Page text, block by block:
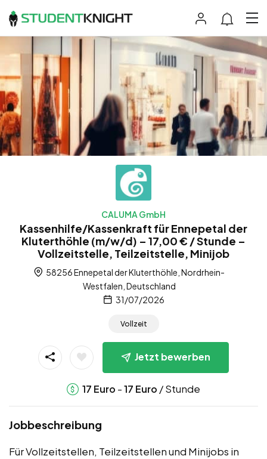
CALUMA GmbH
Kassenhilfe/Kassenkraft für Ennepetal der
Kluterthöhle (m/w/d) – 17,00 € / Stunde –
Vollzeitstelle, Teilzeitstelle, Minijob
58256 Ennepetal der Kluterthöhle, Nordrhein-
Westfalen, Deutschland
31/07/2026
Vollzeit
Jetzt bewerben
17 Euro -17 Euro / Stunde
Jobbeschreibung
Für Vollzeitstellen, Teilzeitstellen und Minijobs in